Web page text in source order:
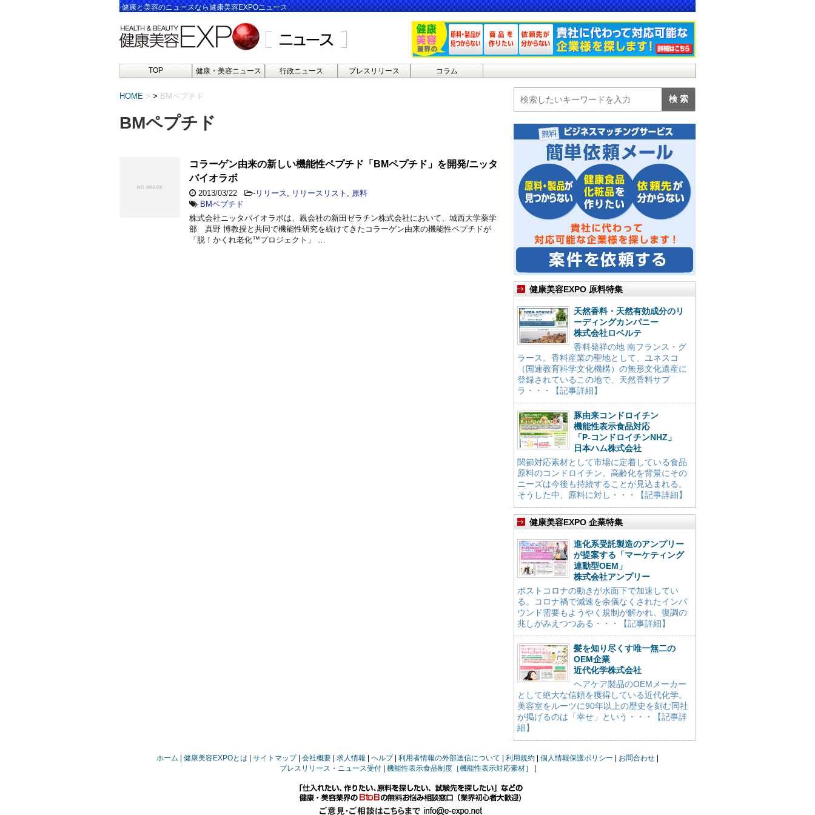
健康と美容のニュースなら健康美容EXPOニュース
TOP 健康・美容ニュース 行政ニュース プレスリリース コラム
HOME > BMペプチド
BMペプチド
コラーゲン由来の新しい機能性ペプチド「BMペプチド」を開発/ニッタ
バイオラボ
2013/03/22 - リリース リリースリスト
原料
BMペプチド
株式会社ニッタバイオラボは、親会社の新田ゼラチン株式会社において、城西大学薬学
部 真野 博教授と共同で機能性研究を続けてきたコラーゲン由来の機能性ペプチドが
「脱！かくれ老化™プロジェクト」 …
健康美容EXPO 原料特集
天然香料・天然有効成分のリ
ーディングカンパニー
株式会社ロベルテ
香料発祥の地 南フランス・グ
ラース。香料産業の聖地として、ユネスコ
（国連教育科学文化機構）の無形文化遺産に
登録されているこの地で、天然香料サプ
ラ・・・【記事詳細】
豚由来コンドロイチン
機能性表示食品対応
「P-コンドロイチンNHZ」
日本ハム株式会社
関節対応素材として市場に定着している食品
原料のコンドロイチン。高齢化を背景にその
ニーズは今後も持続することが見込まれる。
そうした中、原料に対し・・・【記事詳細】
健康美容EXPO 企業特集
進化系受託製造のアンプリー
が提案する「マーケティング
連動型OEM」
株式会社アンプリー
ポストコロナの動きが水面下で加速してい
る。コロナ禍で減速を余儀なくされたインバ
ウンド需要もようやく規制が解かれ、復調の
兆しがみえつつある・・・【記事詳細】
髪を知り尽くす唯一無二の
OEM企業
近代化学株式会社
ヘアケア製品のOEMメーカー
として絶大な信頼を獲得している近代化学。
美容室をルーツに90年以上の歴史を刻む同社
が掲げるのは「幸せ」という・・・【記事詳
細】
ホーム 健康美容EXPOとは サイトマップ 会社概要 求人情報 ヘルプ 利用者情報の外部送信について 利用規約 個人情報保護ポリシー
お問合わせ
プレスリリース・ニュース受付
機能性表示食品制度［機能性表示対応素材］